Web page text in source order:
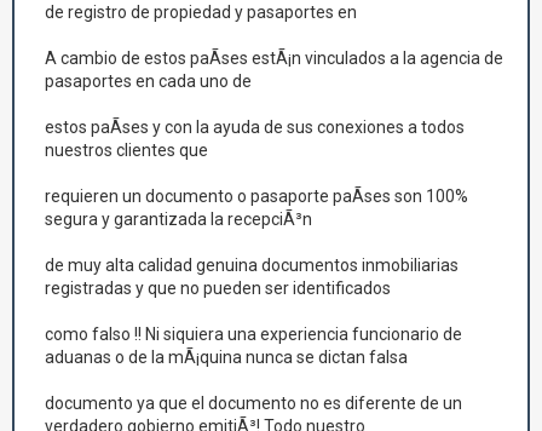
de registro de propiedad y pasaportes en
A cambio de estos paÃ­ses estÃ¡n vinculados a la agencia de
pasaportes en cada uno de
estos paÃ­ses y con la ayuda de sus conexiones a todos
nuestros clientes que
requieren un documento o pasaporte paÃ­ses son 100%
segura y garantizada la recepciÃ³n
de muy alta calidad genuina documentos inmobiliarias
registradas y que no pueden ser identificados
como falso !! Ni siquiera una experiencia funcionario de
aduanas o de la mÃ¡quina nunca se dictan falsa
documento ya que el documento no es diferente de un
verdadero gobierno emitiÃ³! Todo nuestro